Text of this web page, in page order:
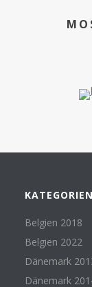
KATEGORIEN
Belgien 2018
Belgien 2022
Dänemark
Dänemark